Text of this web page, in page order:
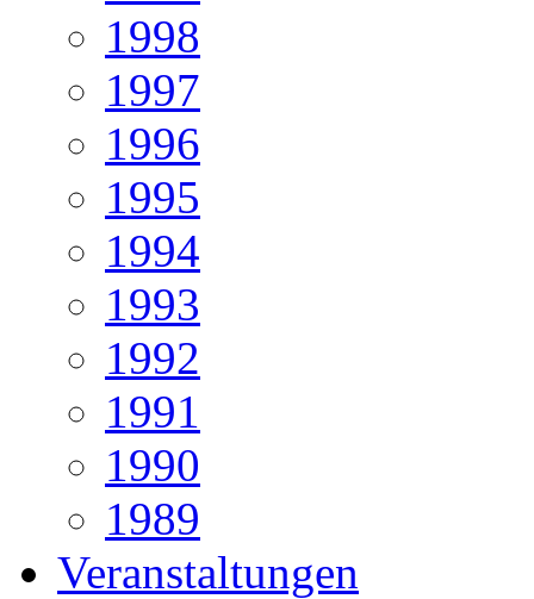
1998
1997
1996
1995
1994
1993
1992
1991
1990
1989
Veranstaltungen